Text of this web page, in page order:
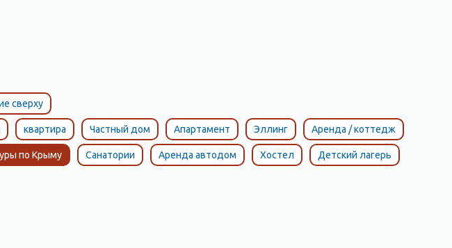
сверху
квартира Частный дом Апартамент Эллинг Аренда / коттедж
по Крыму Санатории Аренда автодом Хостел Детский лагерь